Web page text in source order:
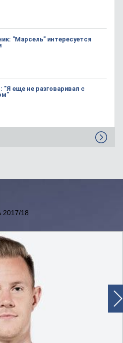
"Марсель" интересуется
"Я еще не разговаривал с
18